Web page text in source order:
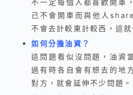
不一定每個人都喜歡開車
己不會開車而與他人
不會去計較東計較西，這就
如何分擔油資？
這問題看似沒問題，油資
過有時各自會有想去的地
對方，就會延伸不少問題。